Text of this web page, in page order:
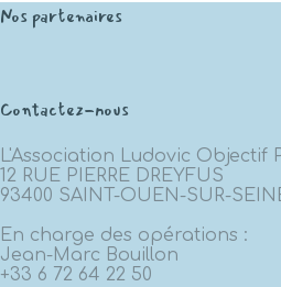
Nos partenaires
Contactez-nous
L'Association Ludovic Objectif
12 RUE PIERRE DREYFUS
93400 SAINT-OUEN-SUR-
En charge des opérations :
Jean-Marc Bouillon
+33 6 72 64 22 50